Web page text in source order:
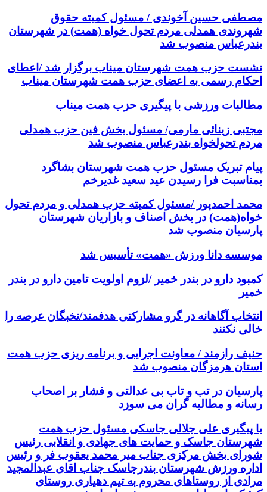
مصطفی حسین آخوندی / مسئول کمیته حقوق
شهروندی همدلی مردم تحول خواه (همت) در شهرستان
بندرعباس منصوب شد
نشست حزب همت شهرستان میناب برگزار شد /اعطای
احکام رسمی به اعضای حزب همت شهرستان میناب
مطالبات ورزشی با پیگیری حزب همت میناب
مجتبی زینائی مارمی/ مسئول بخش فین حزب همدلی
مردم تحولخواه بندرعباس منصوب شد
پیام تبریک مسئول حزب همت شهرستان بشاگرد
بمناسبت فرا رسیدن عید سعید غدیرخم
محمد احمدپور /مسئول کمیته حزب همدلی و مردم تحول
خواه(همت) در بخش اصناف و بازاریان شهرستان
پارسیان منصوب شد
موسسه دانا ورزش «همت» تأسیس شد
کمبود دارو در بندر خمیر /لزوم اولویت تامین دارو در بندر
خمیر
انتخاب آگاهانه در گرو مشارکتی هدفمند/نخبگان عرصه را
خالی نکنند
حنیف رازمند / معاونت اجرایی و برنامه ریزی حزب همت
استان هرمزگان منصوب شد
پارسیان در تب و تاب بی عدالتی و فشار بر اصحاب
رسانه و مطالبه گران می سوزد
با پیگیری علی جلالی جاسکی مسئول حزب همت
شهرستان جاسک و حمایت های جهادی و انقلابی رئیس
شورای بخش مرکزی جناب میر محمد یعقوب فر و رئیس
اداره ورزش شهرستان بندرجاسک جناب اقای عبدالمجید
مرادی از روستاهای محروم به تیم دهیاری روستای